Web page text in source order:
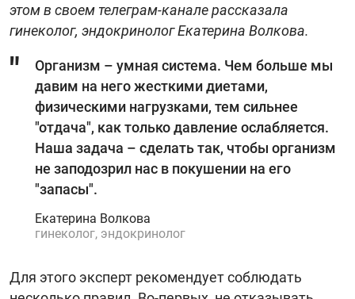
этом в своем телеграм-канале рассказала
гинеколог, эндокринолог Екатерина Волкова.
Организм – умная система. Чем больше мы
давим на него жесткими диетами,
физическими нагрузками, тем сильнее
"отдача", как только давление ослабляется.
Наша задача – сделать так, чтобы организм
не заподозрил нас в покушении на его
"запасы".
Екатерина Волкова
гинеколог, эндокринолог
Для этого эксперт рекомендует соблюдать